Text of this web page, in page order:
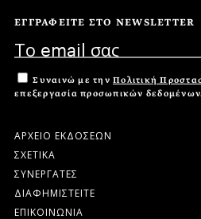
ΕΓΓΡΑΦΕΙΤΕ ΣΤΟ NEWSLETTER
Συναινώ με την Πολιτική
επεξεργασία προσωπικών
ΑΡΧΕΙΟ ΕΚΔΟΣΕΩΝ
ΣΧΕΤΙΚΑ
ΣΥΝΕΡΓΑΤΕΣ
ΔΙΑΦΗΜΙΣΤΕΙΤΕ
ΕΠΙΚΟΙΝΩΝΙΑ